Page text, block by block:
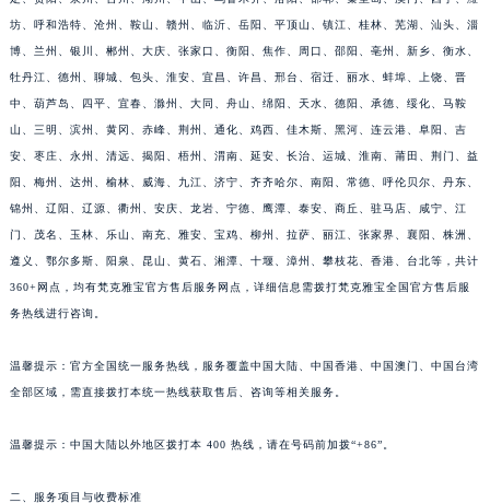
坊、呼和浩特、沧州、鞍山、赣州、临沂、岳阳、平顶山、镇江、桂林、芜湖、汕头、淄
博、兰州、银川、郴州、大庆、张家口、衡阳、焦作、周口、邵阳、亳州、新乡、衡水、
牡丹江、德州、聊城、包头、淮安、宜昌、许昌、邢台、宿迁、丽水、蚌埠、上饶、晋
中、葫芦岛、四平、宜春、滁州、大同、舟山、绵阳、天水、德阳、承德、绥化、马鞍
山、三明、滨州、黄冈、赤峰、荆州、通化、鸡西、佳木斯、黑河、连云港、阜阳、吉
安、枣庄、永州、清远、揭阳、梧州、渭南、延安、长治、运城、淮南、莆田、荆门、益
阳、梅州、达州、榆林、威海、九江、济宁、齐齐哈尔、南阳、常德、呼伦贝尔、丹东、
锦州、辽阳、辽源、衢州、安庆、龙岩、宁德、鹰潭、泰安、商丘、驻马店、咸宁、江
门、茂名、玉林、乐山、南充、雅安、宝鸡、柳州、拉萨、丽江、张家界、襄阳、株洲、
遵义、鄂尔多斯、阳泉、昆山、黄石、湘潭、十堰、漳州、攀枝花、香港、台北等，共计
360+网点，均有梵克雅宝官方售后服务网点，详细信息需拨打梵克雅宝全国官方售后服
务热线进行咨询。
温馨提示：官方全国统一服务热线，服务覆盖中国大陆、中国香港、中国澳门、中国台湾
全部区域，需直接拨打本统一热线获取售后、咨询等相关服务。
温馨提示：中国大陆以外地区拨打本 400 热线，请在号码前加拨“+86”。
二、服务项目与收费标准